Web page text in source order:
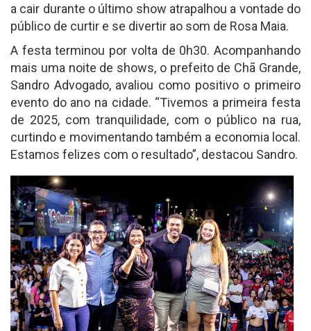
a cair durante o último show atrapalhou a vontade do
público de curtir e se divertir ao som de Rosa Maia.
A festa terminou por volta de 0h30. Acompanhando
mais uma noite de shows, o prefeito de Chã Grande,
Sandro Advogado, avaliou como positivo o primeiro
evento do ano na cidade. “Tivemos a primeira festa
de 2025, com tranquilidade, com o público na rua,
curtindo e movimentando também a economia local.
Estamos felizes com o resultado”, destacou Sandro.